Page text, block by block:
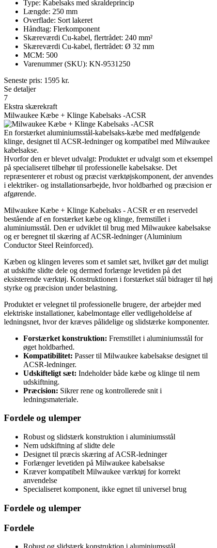
Type: Kabelsaks med skraldeprincip
Længde: 250 mm
Overflade: Sort lakeret
Håndtag: Flerkomponent
Skæreværdi Cu-kabel, flertrådet: 240 mm²
Skæreværdi Cu-kabel, flertrådet: Ø 32 mm
MCM: 500
Varenummer (SKU): KN-9531250
Seneste pris: 1595 kr.
Se detaljer
7
Ekstra skærekraft
Milwaukee Kæbe + Klinge Kabelsaks -ACSR
En forstærket aluminiumsstål-kabelsaks-kæbe med medfølgende
klinge, designet til ACSR-ledninger og kompatibel med Milwaukee
kabelsakse.
Hvorfor den er blevet udvalgt: Produktet er udvalgt som et eksempel
på specialiseret tilbehør til professionelle kabelsakse. Det
repræsenterer et robust og præcist værktøjskomponent, der anvendes
i elektriker- og installationsarbejde, hvor holdbarhed og præcision er
afgørende.
Milwaukee Kæbe + Klinge Kabelsaks - ACSR er en reservedel
bestående af en forstærket kæbe og klinge, fremstillet i
aluminiumsstål. Den er udviklet til brug med Milwaukee kabelsakse
og er beregnet til skæring af ACSR-ledninger (Aluminium
Conductor Steel Reinforced).
Kæben og klingen leveres som et samlet sæt, hvilket gør det muligt
at udskifte slidte dele og dermed forlænge levetiden på det
eksisterende værktøj. Konstruktionen i forstærket stål bidrager til høj
styrke og præcision under belastning.
Produktet er velegnet til professionelle brugere, der arbejder med
elektriske installationer, kabelmontage eller vedligeholdelse af
ledningsnet, hvor der kræves pålidelige og slidstærke komponenter.
Forstærket konstruktion: Fremstillet i aluminiumsstål for
øget holdbarhed.
Kompatibilitet: Passer til Milwaukee kabelsakse designet til
ACSR-ledninger.
Udskifteligt sæt: Indeholder både kæbe og klinge til nem
udskiftning.
Præcision: Sikrer rene og kontrollerede snit i
ledningsmateriale.
Fordele og ulemper
Robust og slidstærk konstruktion i aluminiumsstål
Nem udskiftning af slidte dele
Designet til præcis skæring af ACSR-ledninger
Forlænger levetiden på Milwaukee kabelsakse
Kræver kompatibelt Milwaukee værktøj for korrekt
anvendelse
Specialiseret komponent, ikke egnet til universel brug
Fordele og ulemper
Fordele